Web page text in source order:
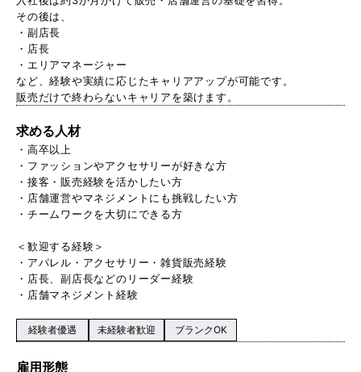
その後は、
・副店長
・店長
・エリアマネージャー
など、経験や実績に応じたキャリアアップが可能です。
販売だけで終わらないキャリアを築けます。
求める人材
・高卒以上
・ファッションやアクセサリーが好きな方
・接客・販売経験を活かしたい方
・店舗運営やマネジメントにも挑戦したい方
・チームワークを大切にできる方
＜歓迎する経験＞
・アパレル・アクセサリー・雑貨販売経験
・店長、副店長などのリーダー経験
・店舗マネジメント経験
経験者優遇 未経験者歓迎 ブランクOK
雇用形態